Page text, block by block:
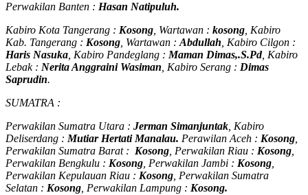
Perwakilan Banten : Hasan Natipuluh.
Kabiro Kota Tangerang : Kosong , Wartawan : kosong , Kabiro
Kab. Tangerang : Kosong , Wartawan : Abdullah , Kabiro Cilgon :
Haris Nasuka , Kabiro Pandeglang : Maman Dimas,.S.Pd, Kabiro
Lebak : Nerita Anggraini Wasiman , Kabiro Serang : Dimas
Saprudin.
SUMATRA :
Perwakilan Sumatra Utara : Jerman Simanjuntak , Kabiro
Deliserdang : Mutiar Hertati Manalau. Perawilan Aceh : Kosong
Perwakilan Sumatra Barat : Kosong , Perwakilan Riau : Kosong
Perwakilan Bengkulu : Kosong , Perwakilan Jambi : Kosong
Perwakilan Kepulauan Riau : Kosong , Perwakilan Sumatra
Selatan : Kosong , Perwakilan Lampung : Kosong.